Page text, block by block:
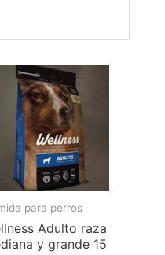
para perros
Adulto raza
y grande 15